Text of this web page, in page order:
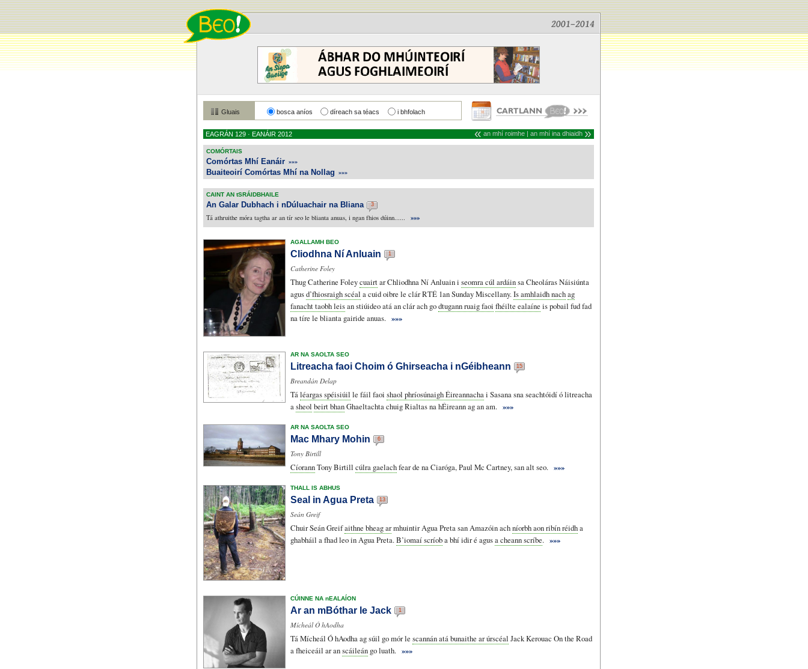
Gluais bosca aníos díreach sa téacs i bhfolach
« an mhí roimhe | an mhí ina dhiaidh »
EAGRÁN 129 · EANÁIR 2012
COMÓRTAIS
Comórtas Mhí Eanáir »»»
Buaiteoirí Comórtas Mhí na Nollag »»»
CAINT AN tSRÁIDBHAILE
An Galar Dubhach i nDúluachair na Bliana 3
Tá athruithe móra tagtha ar an tír seo le blianta anuas, i ngan fhios dúinn...... »»»
AGALLAMH BEO
Cliodhna Ní Anluain 1
Catherine Foley
Thug Catherine Foleycuairtar Chliodhna Ní Anluain i seomra cúl ardáinsa Cheoláras Náisiúnta
agusd’fhiosraigh scéal a cuid oibre le clár RTÉ 1an Sunday Miscellany.Is amhlaidh nachag
fanacht taobh leisan stiúideo atá an clár ach godtugann ruaig faoi fhéilte ealaíne is pobail fud fad
na tíre le blianta gairide anuas. »»»
AR NA SAOLTA SEO
Litreacha faoi Choim ó Ghirseacha i nGéibheann 15
Breandán Delap
Táléargas spéisiúil le fáil faoi shaol phríosúnaigh Éireannachai Sasana sna seachtóidí ó litreacha
asheol beirt bhanGhaeltachta chuig Rialtas na hÉireann ag an am. »»»
AR NA SAOLTA SEO
Mac Mhary Mohin 6
Tony Birtill
CíorannTony Birtill cúlra gaelachfear de na Ciaróga, Paul Mc Cartney, san alt seo. »»»
THALL IS ABHUS
Seal in Agua Preta 13
Seán Greif
Chuir Seán Greifaithne bheag armhuintir Agua Preta san Amazóin achníorbh aon ribín réidha
ghabháil a fhad leo in Agua Preta.B’iomaí scríoba bhí idir é agusa cheann scríbe. »»»
CÚINNE NA nEALAÍON
Ar an mBóthar le Jack 1
Mícheál Ó hAodha
Tá Mícheál Ó hAodha ag súil go mór le scannán atá bunaithe ar úrscéal Jack Kerouac On the Road
a fheiceáil ar anscáileán go luath. »»»